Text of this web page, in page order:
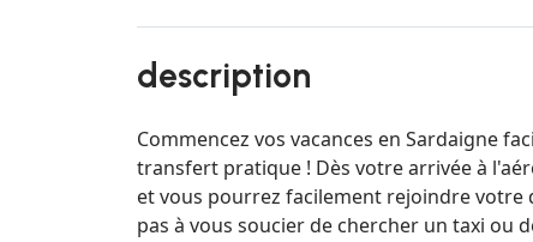
description
Commencez vos vacances en Sardaigne
transfert pratique ! Dès votre arrivée à
et vous pourrez facilement rejoindre votre
pas à vous soucier de chercher un taxi ou